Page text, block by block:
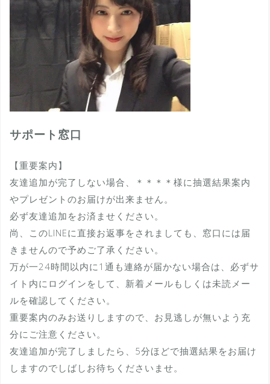
サポート窓口
【重要案内】
友達追加が完了しない場合、＊＊＊＊様に抽選結果案内
やプレゼントのお届けが出来ません。
必ず友達追加をお済ませください。
尚、このLINEに直接お返事をされましても、窓口には届
きませんので予めご了承ください。
万が一24時間以内に1通も連絡が届かない場合は、必ずサ
イト内にログインをして、新着メールもしくは未読メー
ルを確認してください。
重要案内のみお送りしますので、お見逃しが無いよう充
分にご注意ください。
友達追加が完了しましたら、5分ほどで抽選結果をお届け
しますのでしばしお待ちくださいませ。